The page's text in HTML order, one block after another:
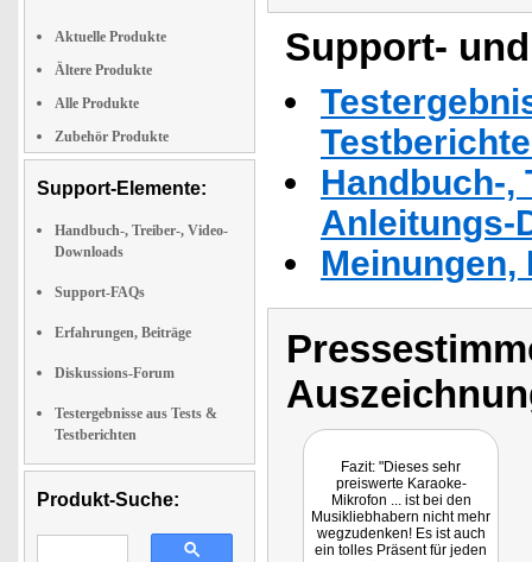
Aktuelle Produkte
Ältere Produkte
Alle Produkte
Zubehör Produkte
Support-Elemente:
Handbuch-, Treiber-, Video-
Downloads
Support-FAQs
Erfahrungen, Beiträge
Diskussions-Forum
Testergebnisse aus Tests &
Testberichten
Produkt-Suche:
Support-
Handbuch-,
Anleitungs-
Fazit: "Dieses sehr
preiswerte Karaoke-
Mikrofon ... ist bei den
Musikliebhabern nicht mehr
wegzudenken! Es ist auch
ein tolles Präsent für jeden